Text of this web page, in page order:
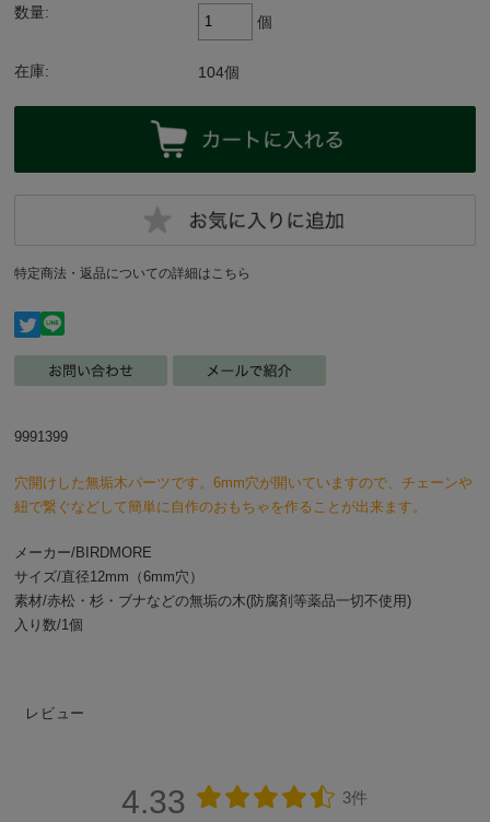
数量:
個
在庫: 104個
特定商法・返品についての詳細はこちら
9991399
穴開けした無垢木パーツです。6mm穴が開いていますので、チェーンや
紐で繋ぐなどして簡単に自作のおもちゃを作ることが出来ます。
メーカー/BIRDMORE
サイズ/直径12mm（6mm穴）
素材/赤松・杉・ブナなどの無垢の木(防腐剤等薬品一切不使用)
入り数/1個
レビュー
4.33 3件